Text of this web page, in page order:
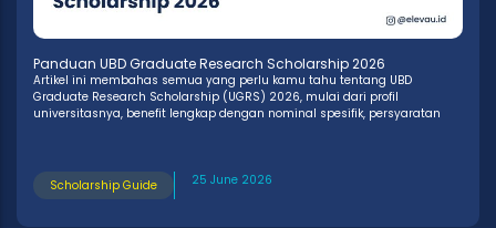
Panduan UBD Graduate Research Scholarship 2026
Artikel ini membahas semua yang perlu kamu tahu tentang UBD
Graduate Research Scholarship (UGRS) 2026, mulai dari profil
universitasnya, benefit lengkap dengan nominal spesifik, persyaratan
Scholarship Guide 25 June 2026